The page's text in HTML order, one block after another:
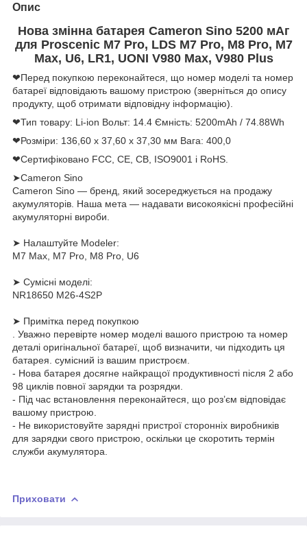
Опис
Нова змінна батарея Cameron Sino 5200 мАг
для Proscenic M7 Pro, LDS M7 Pro, M8 Pro, M7
Max, U6, LR1, UONI V980 Max, V980 Plus
❤Перед покупкою переконайтеся, що номер моделі та номер
батареї відповідають вашому пристрою (зверніться до опису
продукту, щоб отримати відповідну інформацію).
❤Тип товару: Li-ion Вольт: 14.4 Ємність: 5200mAh / 74.88Wh
❤Розміри: 136,60 x 37,60 x 37,30 мм Вага: 400,0
❤Сертифіковано FCC, CE, CB, ISO9001 і RoHS.
➤Cameron Sino
Cameron Sino — бренд, який зосереджується на продажу
акумуляторів. Наша мета — надавати високоякісні професійні
акумуляторні вироби.
➤ Налаштуйте Modeler:
M7 Max, M7 Pro, M8 Pro, U6
➤ Сумісні моделі:
NR18650 M26-4S2P
➤ Примітка перед покупкою
. Уважно перевірте номер моделі вашого пристрою та номер
деталі оригінальної батареї, щоб визначити, чи підходить ця
батарея. сумісний із вашим пристроєм.
- Нова батарея досягне найкращої продуктивності після 2 або
98 циклів повної зарядки та розрядки.
- Під час встановлення переконайтеся, що роз’єм відповідає
вашому пристрою.
- Не використовуйте зарядні пристрої сторонніх виробників
для зарядки свого пристрою, оскільки це скоротить термін
служби акумулятора.
Приховати